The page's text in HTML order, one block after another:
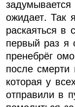
ожидает. Так
раскаяться в
первый раз я
пренебрёг
после
которая у
отправили в